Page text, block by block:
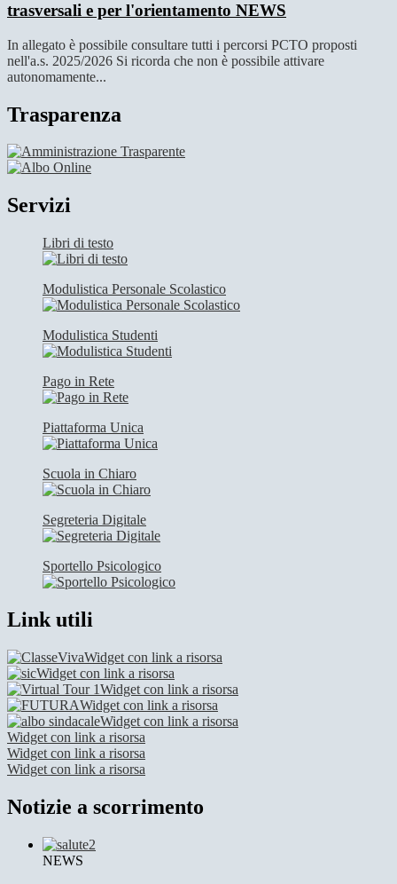
trasversali e per l'orientamento NEWS
In allegato è possibile consultare tutti i percorsi PCTO proposti
nell'a.s. 2025/2026 Si ricorda che non è possibile attivare
autonomamente...
Trasparenza
Servizi
Libri di testo
Modulistica Personale Scolastico
Modulistica Studenti
Pago in Rete
Piattaforma Unica
Scuola in Chiaro
Segreteria Digitale
Sportello Psicologico
Link utili
Widget con link a risorsa
Widget con link a risorsa
Widget con link a risorsa
Widget con link a risorsa
Widget con link a risorsa
Widget con link a risorsa
Widget con link a risorsa
Widget con link a risorsa
Notizie a scorrimento
NEWS